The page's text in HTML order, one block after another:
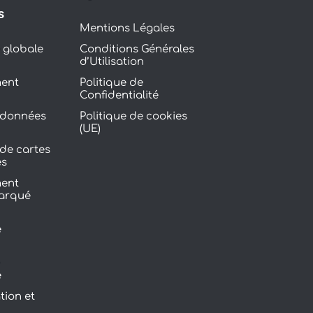
globale
cartes
et
Mentions Légales
Conditions Générales
d’Utilisation
Politique de
Confidentialité
Politique de cookies
(UE)